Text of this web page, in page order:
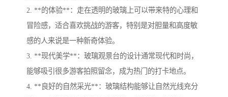
2. **的体验**：走在透明的玻璃上可以带来特的心理和
冒险感，适合喜欢挑战的游客，特别是对胆量和高度敏
感的人来说是一种新奇体验。
3. **现代美学**：玻璃观景台的设计通常现代和时尚，
能够吸引很多游客拍照留念，成为热门的打卡地点。
4. **良好的自然采光**：玻璃结构能够让自然光线充分